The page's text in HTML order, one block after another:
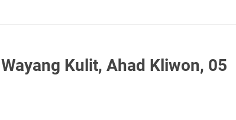
Kulit, Ahad Kliwon, 05